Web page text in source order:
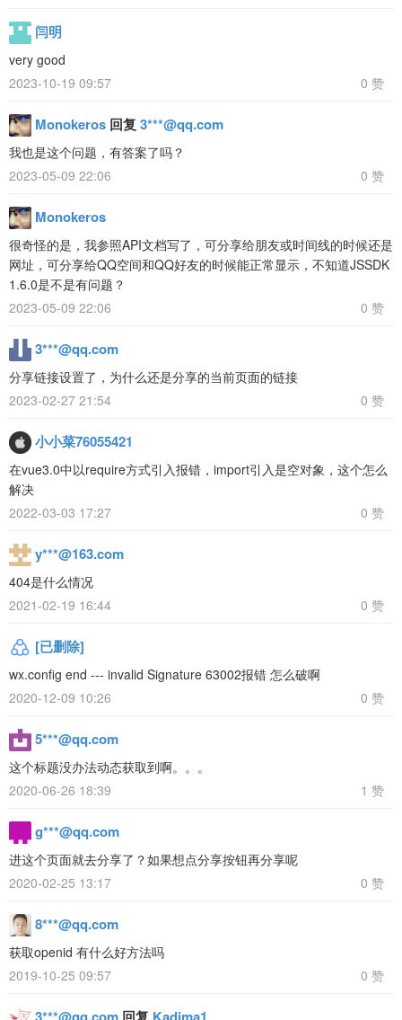
闫明
very good
2023-10-19 09:57
0 赞
Monokeros 回复 3***@qq.com
我也是这个问题，有答案了吗？
2023-05-09 22:06
0 赞
Monokeros
很奇怪的是，我参照API文档写了，可分享给朋友或时间线的时候还是
网址，可分享给QQ空间和QQ好友的时候能正常显示，不知道JSSDK
1.6.0是不是有问题？
2023-05-09 22:06
0 赞
3***@qq.com
分享链接设置了，为什么还是分享的当前页面的链接
2023-02-27 21:54
0 赞
小小菜76055421
在vue3.0中以require方式引入报错，import引入是空对象，这个怎么
解决
2022-03-03 17:27
0 赞
y***@163.com
404是什么情况
2021-02-19 16:44
0 赞
[已删除]
wx.config end --- invalid Signature 63002报错 怎么破啊
2020-12-09 10:26
0 赞
5***@qq.com
这个标题没办法动态获取到啊。。。
2020-06-26 18:39
1 赞
g***@qq.com
进这个页面就去分享了？如果想点分享按钮再分享呢
2020-02-25 13:17
0 赞
8***@qq.com
获取openid 有什么好方法吗
2019-10-25 09:57
0 赞